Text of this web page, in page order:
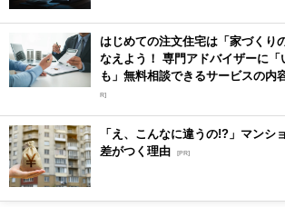
はじめての注文住宅は「家づくり
なえよう！ 専門アドバイザーに「
も」無料相談できるサービスの内
R]
「え、こんなに違うの!?」マンシ
差がつく理由 [PR]